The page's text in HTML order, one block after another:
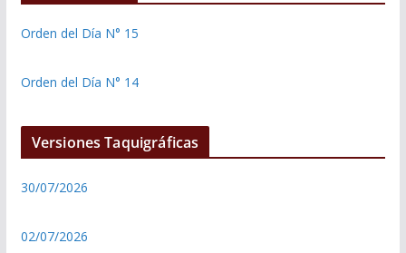
Orden del Día N° 15
Orden del Día N° 14
Versiones Taquigráficas
30/07/2026
02/07/2026